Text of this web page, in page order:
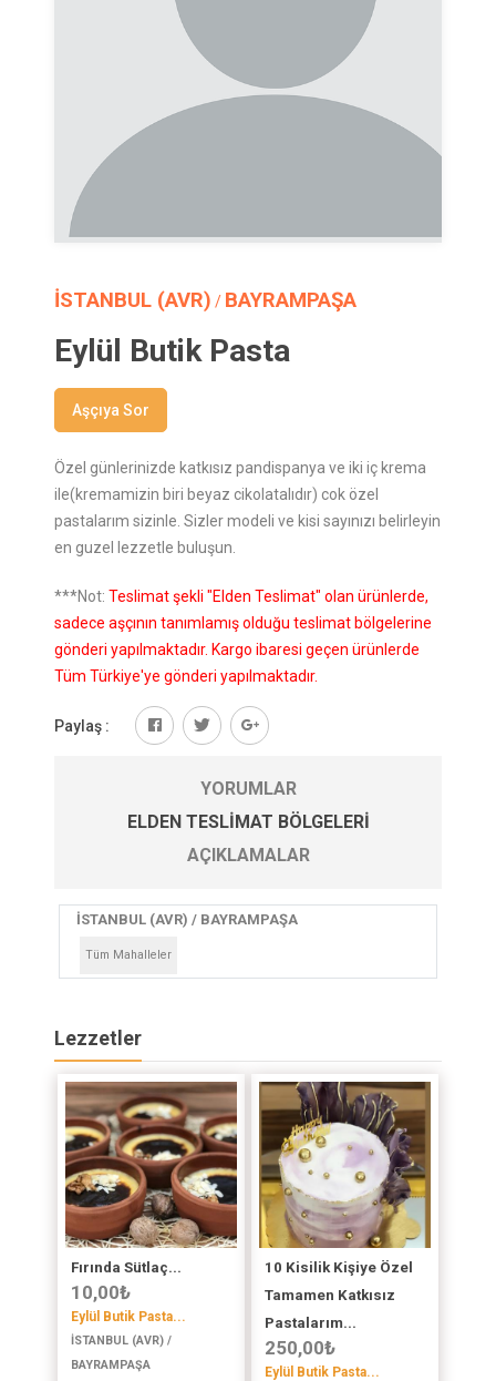
İSTANBUL (AVR) / BAYRAMPAŞA
Eylül Butik Pasta
Aşçıya Sor
Özel günlerinizde katkısız pandispanya ve iki iç krema
ile(kremamizin biri beyaz cikolatalıdır) cok özel
pastalarım sizinle. Sizler modeli ve kisi sayınızı belirleyin
en guzel lezzetle buluşun.
***Not: Teslimat şekli "Elden Teslimat" olan ürünlerde,
sadece aşçının tanımlamış olduğu teslimat bölgelerine
gönderi yapılmaktadır. Kargo ibaresi geçen ürünlerde
Tüm Türkiye'ye gönderi yapılmaktadır.
Paylaş :
YORUMLAR
ELDEN TESLIMAT BÖLGELERI
AÇIKLAMALAR
İSTANBUL (AVR) / BAYRAMPAŞA
Tüm Mahalleler
Lezzetler
Fırında Sütlaç...
10,00₺
Eylül Butik Pasta...
İSTANBUL (AVR) /
BAYRAMPAŞA
10 Kisilik Kişiye Özel
Tamamen Katkısız
Pastalarım...
250,00₺
Eylül Butik Pasta...